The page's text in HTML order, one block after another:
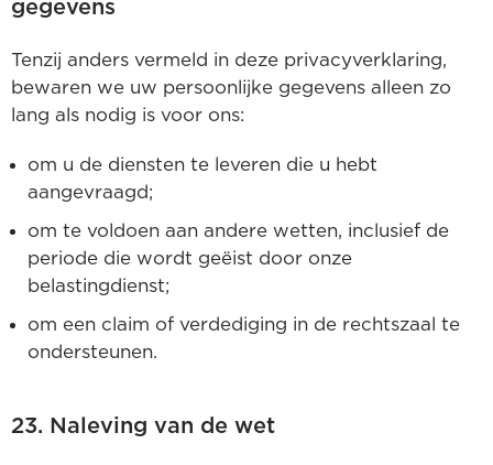
gegevens
Tenzij anders vermeld in deze privacyverklaring,
bewaren we uw persoonlijke gegevens alleen zo
lang als nodig is voor ons:
om u de diensten te leveren die u hebt
aangevraagd;
om te voldoen aan andere wetten, inclusief de
periode die wordt geëist door onze
belastingdienst;
om een claim of verdediging in de rechtszaal te
ondersteunen.
23. Naleving van de wet